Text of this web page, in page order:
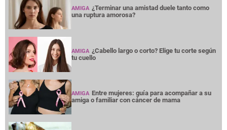
AMIGA ¿Terminar una amistad duele tanto como
una ruptura amorosa?
AMIGA ¿Cabello largo o corto? Elige tu corte según
tu cuello
AMIGA Entre mujeres: guía para acompañar a su
amiga o familiar con cáncer de mama